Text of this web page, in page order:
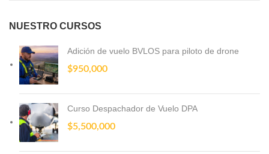
NUESTRO CURSOS
Adición de vuelo BVLOS para piloto de drone
$950,000
Curso Despachador de Vuelo DPA
$5,500,000